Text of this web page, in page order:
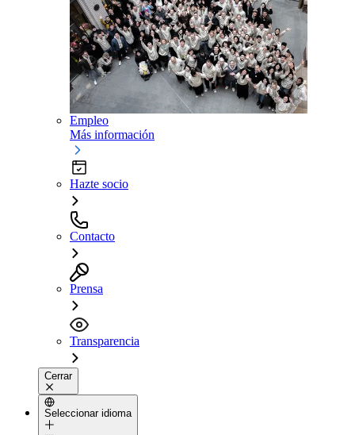
Empleo
Más información
Hazte socio
Contacto
Prensa
Transparencia
Cerrar
Seleccionar idioma